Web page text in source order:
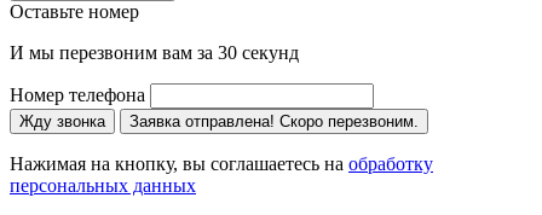
Оставьте номер
И мы перезвоним вам за 30 секунд
Номер телефона
Жду звонка Заявка отправлена! Скоро перезвоним.
Нажимая на кнопку, вы соглашаетесь на обработку
персональных данных